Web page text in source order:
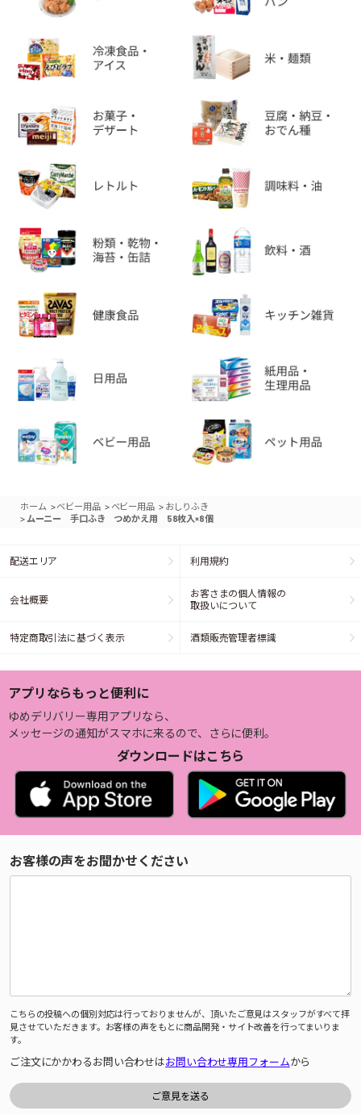
ホーム >ベビー用品 > ベビー用品 > おしりふき
>ムーニー 手口ふき つめかえ用 58枚入×8個
配送エリア 利用規約
会社概要
お客さまの個人情報の
取扱いについて
特定商取引法に基づく表示 酒類販売管理者標識
アプリならもっと便利に
ゆめデリバリー専用アプリなら、
メッセージの通知がスマホに来るので、さらに便利。
ダウンロードはこちら
お客様の声をお聞かせください
こちらの投稿への個別対応は行っておりませんが、頂いたご意見はスタッフがすべて拝
見させていただきます。お客様の声をもとに商品開発・サイト改善を行ってまいりま
す。
ご注文にかかわるお問い合わせはお問い合わせ専用フォームから